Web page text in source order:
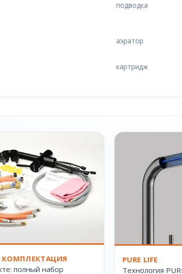
подводка
аэратор
картридж
полный набор
PURE LIFE
Технология